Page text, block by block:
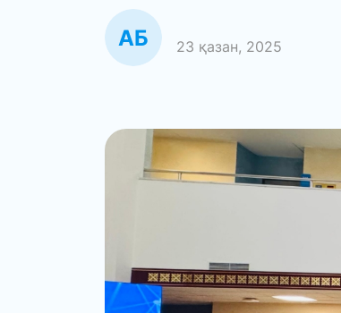
23 қазан, 2025